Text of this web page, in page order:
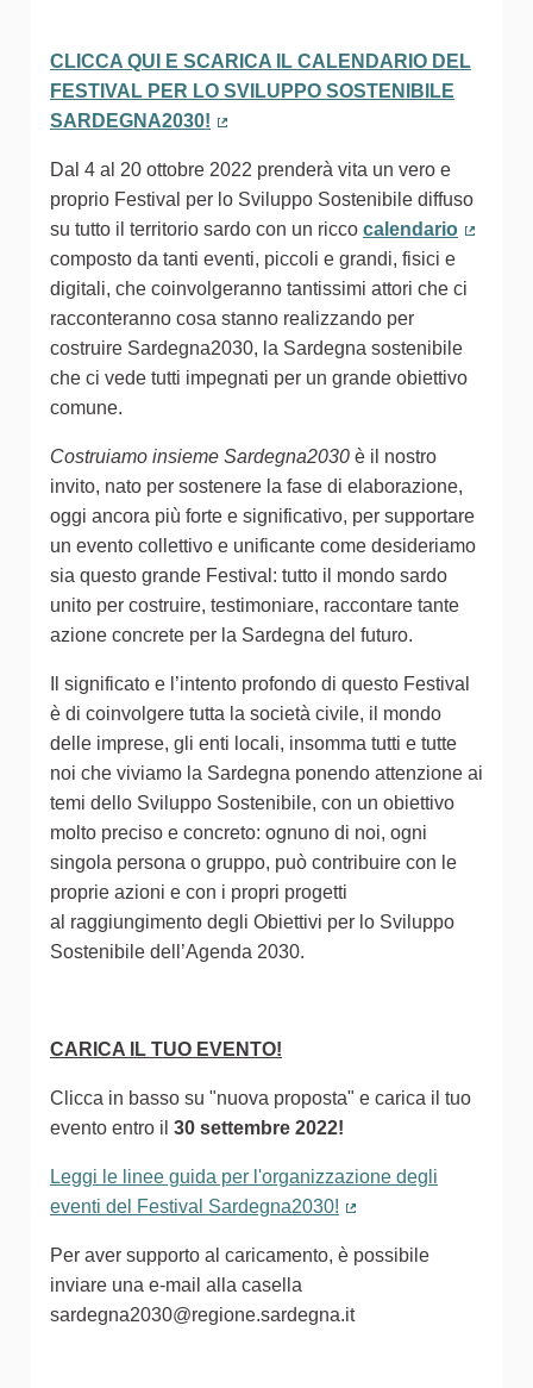
CLICCA QUI E SCARICA IL CALENDARIO DEL
FESTIVAL PER LO SVILUPPO SOSTENIBILE
SARDEGNA2030!
Dal 4 al 20 ottobre 2022 prenderà vita un vero e
proprio Festival per lo Sviluppo Sostenibile diffuso
su tutto il territorio sardo con un ricco calendario
composto da tanti eventi, piccoli e grandi, fisici e
digitali, che coinvolgeranno tantissimi attori che ci
racconteranno cosa stanno realizzando per
costruire Sardegna2030, la Sardegna sostenibile
che ci vede tutti impegnati per un grande obiettivo
comune.
Costruiamo insieme Sardegna2030 è il nostro
invito, nato per sostenere la fase di elaborazione,
oggi ancora più forte e significativo, per supportare
un evento collettivo e unificante come desideriamo
sia questo grande Festival: tutto il mondo sardo
unito per costruire, testimoniare, raccontare tante
azione concrete per la Sardegna del futuro.
Il significato e l’intento profondo di questo Festival
è di coinvolgere tutta la società civile, il mondo
delle imprese, gli enti locali, insomma tutti e tutte
noi che viviamo la Sardegna ponendo attenzione ai
temi dello Sviluppo Sostenibile, con un obiettivo
molto preciso e concreto: ognuno di noi, ogni
singola persona o gruppo, può contribuire con le
proprie azioni e con i propri progetti
al raggiungimento degli Obiettivi per lo Sviluppo
Sostenibile dell’Agenda 2030.
CARICA IL TUO EVENTO!
Clicca in basso su "nuova proposta" e carica il tuo
evento entro il 30 settembre 2022!
Leggi le linee guida per l'organizzazione degli
eventi del Festival Sardegna2030!
Per aver supporto al caricamento, è possibile
inviare una e-mail alla casella
sardegna2030@regione.sardegna.it